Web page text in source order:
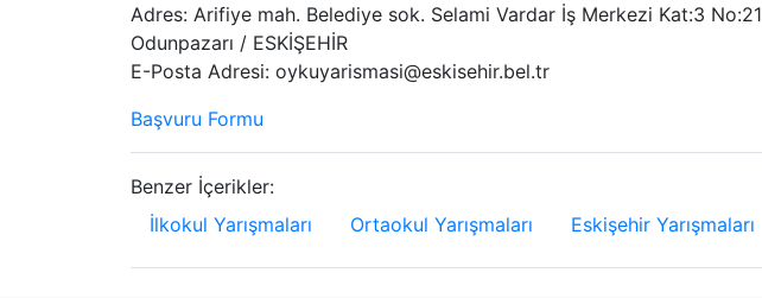
Adres: Arifiye mah. Belediye sok. Selami Vardar İş Merkezi Kat:3 No:21
Odunpazarı / ESKİŞEHİR
E-Posta Adresi: oykuyarismasi@eskisehir.bel.tr
Başvuru Formu
Benzer İçerikler:
İlkokul Yarışmaları
Ortaokul Yarışmaları Eskişehir Yarışmaları